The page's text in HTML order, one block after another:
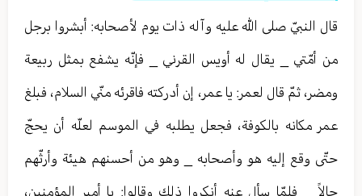
قال النبيّ صلى الله عليه وآله ذات يوم لأصحابه: أبشروا برجل
من أمّتي _ يقال له أويس القرني _ فإنّه يشفع بمثل ربيعة
ومضر، ثمّ قال لعمر: يا عمر، إن أدركته فاقرئه منّي السلام، فبلغ
عمر مكانه بالكوفة، فجعل يطلبه في الموسم لعلّه أن يحجّ
حتّى وقع إليه هو وأصحابه _ وهو من أحسنهم هيئة وأرثّهم
حالاً _ فلمّا سأل عنه أنكروا ذلك وقالوا: يا أمير المؤمنين،